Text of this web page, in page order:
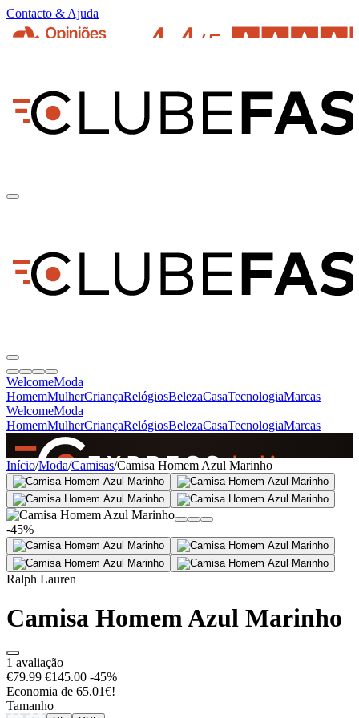
Contacto & Ajuda
WelcomeModa
HomemMulherCriançaRelógiosBelezaCasaTecnologiaMarcas
WelcomeModa
HomemMulherCriançaRelógiosBelezaCasaTecnologiaMarcas
SINCE 2005
+de 36.000 reviews
Início/Moda/Camisas/Camisa Homem Azul Marinho
-45%
Ralph Lauren
Camisa Homem Azul Marinho
1 avaliação
€79.99 €145.00 -45%
Economia de 65.01€!
Tamanho